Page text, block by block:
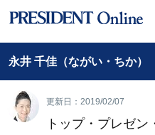
永井 千佳（ながい・ちか）
更新日：2019/02/07
トップ・プレゼ